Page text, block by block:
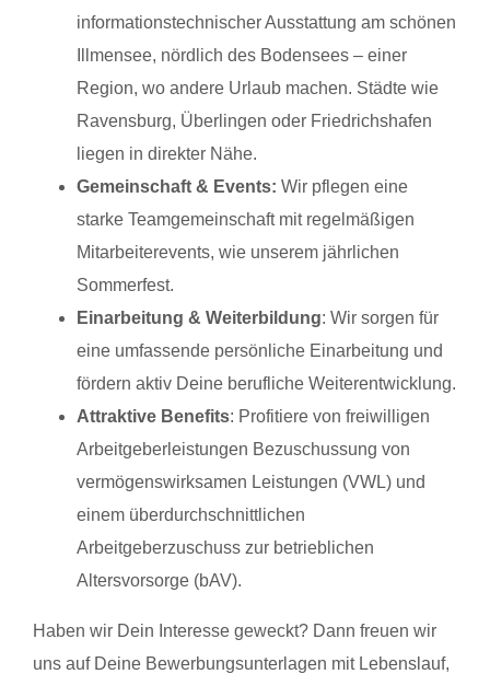
informationstechnischer Ausstattung am schönen
Illmensee, nördlich des Bodensees – einer
Region, wo andere Urlaub machen. Städte wie
Ravensburg, Überlingen oder Friedrichshafen
liegen in direkter Nähe.
Gemeinschaft & Events: Wir pflegen eine
starke Teamgemeinschaft mit regelmäßigen
Mitarbeiterevents, wie unserem jährlichen
Sommerfest.
Einarbeitung & Weiterbildung: Wir sorgen für
eine umfassende persönliche Einarbeitung und
fördern aktiv Deine berufliche Weiterentwicklung.
Attraktive Benefits: Profitiere von freiwilligen
Arbeitgeberleistungen Bezuschussung von
vermögenswirksamen Leistungen (VWL) und
einem überdurchschnittlichen
Arbeitgeberzuschuss zur betrieblichen
Altersvorsorge (bAV).
Haben wir Dein Interesse geweckt? Dann freuen wir
uns auf Deine Bewerbungsunterlagen mit Lebenslauf,